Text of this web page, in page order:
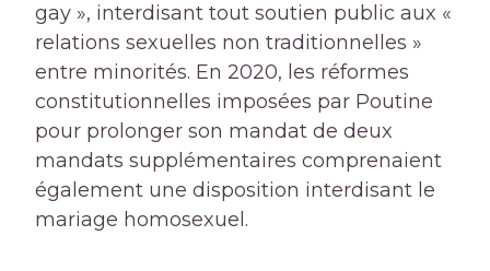
gay », interdisant tout soutien public aux «
relations sexuelles non traditionnelles »
entre minorités. En 2020, les réformes
constitutionnelles imposées par Poutine
pour prolonger son mandat de deux
mandats supplémentaires comprenaient
également une disposition interdisant le
mariage homosexuel.